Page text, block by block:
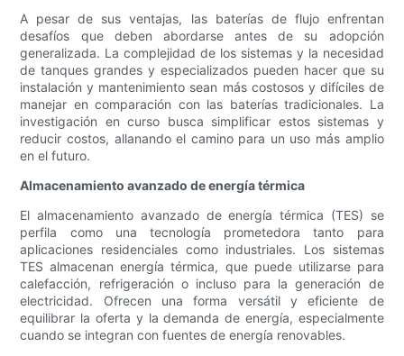
A pesar de sus ventajas, las baterías de flujo enfrentan
desafíos que deben abordarse antes de su adopción
generalizada. La complejidad de los sistemas y la necesidad
de tanques grandes y especializados pueden hacer que su
instalación y mantenimiento sean más costosos y difíciles de
manejar en comparación con las baterías tradicionales. La
investigación en curso busca simplificar estos sistemas y
reducir costos, allanando el camino para un uso más amplio
en el futuro.
Almacenamiento avanzado de energía térmica
El almacenamiento avanzado de energía térmica (TES) se
perfila como una tecnología prometedora tanto para
aplicaciones residenciales como industriales. Los sistemas
TES almacenan energía térmica, que puede utilizarse para
calefacción, refrigeración o incluso para la generación de
electricidad. Ofrecen una forma versátil y eficiente de
equilibrar la oferta y la demanda de energía, especialmente
cuando se integran con fuentes de energía renovables.